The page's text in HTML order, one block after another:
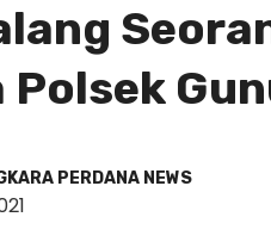
PERDANA NEWS